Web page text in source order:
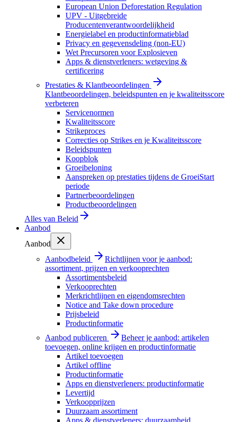
European Union Deforestation Regulation
UPV - Uitgebreide
Producentenverantwoordelijkheid
Energielabel en productinformatieblad
Privacy en gegevensdeling (non-EU)
Wet Precursoren voor Explosieven
Apps & dienstverleners: wetgeving &
certificering
Prestaties & Klantbeoordelingen
Klantbeoordelingen, beleidspunten en je kwaliteitsscore
verbeteren
Servicenormen
Kwaliteitsscore
Strikeproces
Correcties op Strikes en je Kwaliteitsscore
Beleidspunten
Koopblok
Groeibeloning
Aanspreken op prestaties tijdens de GroeiStart
periode
Partnerbeoordelingen
Productbeoordelingen
Alles van Beleid
Aanbod
Aanbod
Aanbodbeleid
Richtlijnen voor je aanbod:
assortiment, prijzen en verkooprechten
Assortimentsbeleid
Verkooprechten
Merkrichtlijnen en eigendomsrechten
Notice and Take down procedure
Prijsbeleid
Productinformatie
Aanbod publiceren
Beheer je aanbod: artikelen
toevoegen, online krijgen en productinformatie
Artikel toevoegen
Artikel offline
Productinformatie
Apps en dienstverleners: productinformatie
Levertijd
Verkoopprijzen
Duurzaam assortiment
Apps & dienstverleners: duurzaamheid